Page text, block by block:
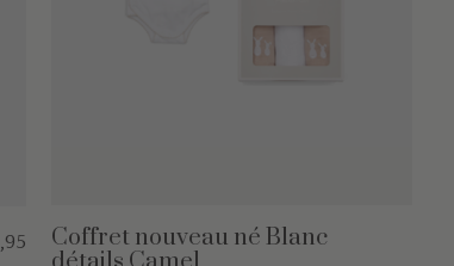
Coffret nouveau né Blanc